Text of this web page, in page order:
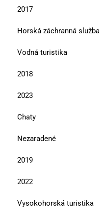
2017
Horská záchranná služba
Vodná turistika
2018
2023
Chaty
Nezaradené
2019
2022
Vysokohorská turistika